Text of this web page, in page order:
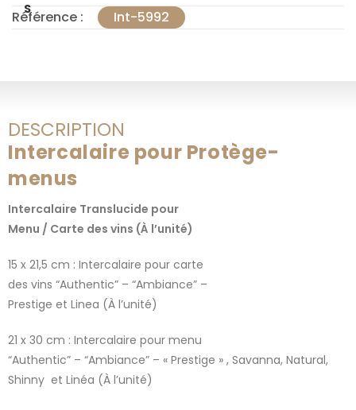
S
Référence : Int-5992
DESCRIPTION
Intercalaire pour Protège-
menus
Intercalaire Translucide pour
Menu / Carte des vins (À l’unité)
15 x 21,5 cm : Intercalaire pour carte
des vins “Authentic” – “Ambiance” –
Prestige et Linea (À l’unité)
21 x 30 cm : Intercalaire pour menu
“Authentic” – “Ambiance” – « Prestige » , Savanna, Natural,
Shinny et Linéa (À l’unité)